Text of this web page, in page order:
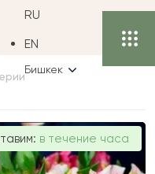
RU
EN
Бишкек
в течение часа